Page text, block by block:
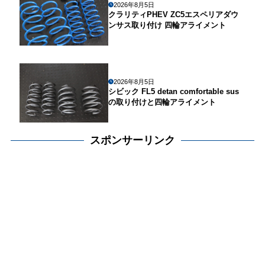
2026年8月5日
クラリティPHEV ZC5エスペリアダウ
ンサス取り付け 四輪アライメント
2026年8月5日
シビック FL5 detan comfortable sus
の取り付けと四輪アライメント
スポンサーリンク